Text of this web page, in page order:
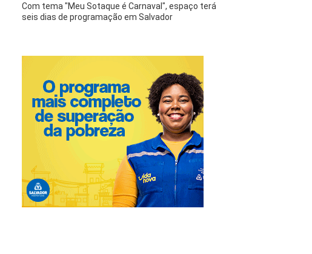
Com tema "Meu Sotaque é Carnaval", espaço terá
seis dias de programação em Salvador